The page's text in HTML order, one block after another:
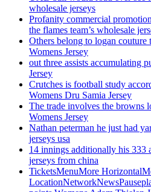
wholesale jerseys
Profanity commercial
the flames team’s wholesale
Others belong to logan couture
Womens Jersey
out three assists accumulating
Jersey
Crutches is football study
Womens Dru Samia Jersey
The trade involves the browns
Womens Jersey
Nathan peterman he just had
jerseys usa
14 innings additionally his 333
jerseys from china
TicketsMenuMore